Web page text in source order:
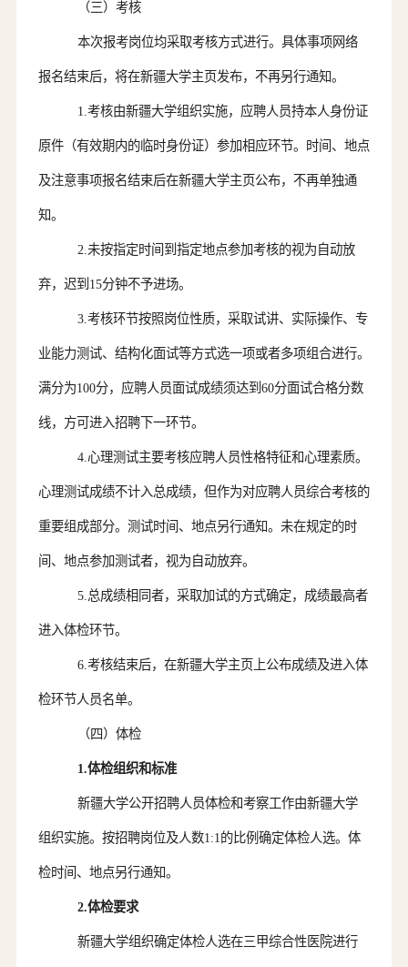
（三）考核
本次报考岗位均采取考核方式进行。 具体事项网络
报名结束后，将在新疆大学主页发布，不再另行通知。
1. 考核由新疆大学组织实施， 应聘人员持本人身份证
原件（有效期内的临时身份证）参加相应环节。时间、地点
及注意事项报名结束后在新疆大学主页公布，不再单独通
知。
2.未按指定时间到指定地点参加考核的视为自动放
弃，迟到 15分钟不予进场。
3. 考核环节按照岗位性质，采取试讲、实际操作、专
业能力测试、结构化面试等方式选一项或者多项组合进行。
满分为100分，应聘人员面试成绩须达到60分面试合格分数
线，方可进入招聘下一环节。
4. 心理测试主要考核应聘人员性格特征和心理素质。
心理测试成绩不计入总成绩，但作为对应聘人员综合考核的
重要组成部分。测试时间、地点另行通知。未在规定的时
间、地点参加测试者，视为自动放弃。
5. 总成绩相同者，采取加试的方式确定， 成绩最高者
进入体检环节。
6. 考核结束后，在新疆大学主页上公布成绩及进入体
检环节人员名单。
（四）体检
1.体检组织和标准
新疆大学公开招聘人员体检和考察工作由新疆大学
组织实施。按招聘岗位及人数1:1的比例确定体检人选。体
检时间、地点另行通知。
2.体检要求
新疆大学组织确定体检人选在三甲综合性医院进行